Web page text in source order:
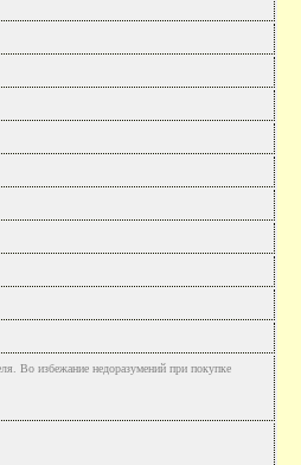
Во избежание недоразумений при покупке